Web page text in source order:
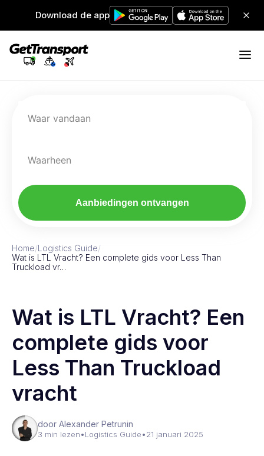
Download de app
Waar vandaan
Waarheen
Aanbiedingen ontvangen
Home/Logistics Guide/
Wat is LTL Vracht? Een complete gids voor Less Than
Truckload vr…
Wat is LTL Vracht? Een
complete gids voor
Less Than Truckload
vracht
door Alexander Petrunin
3 min lezen•Logistics Guide•21 januari 2025